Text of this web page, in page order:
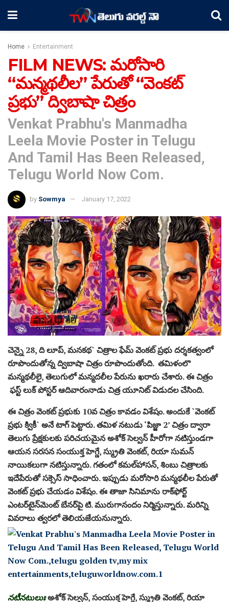
Home Entertainment
FILM NEWS: మ‌రోసారి
“మ‌న్మ‌థ‌లీల” పేరుతో “వెంక‌ట్
ప్ర‌భు” ద్విబాషా చిత్రం
Venkat Prabhu's Manmadha
Leela Movie Poster in Telugu
And Tamil Has Been Released,
Telugu World Now Com.
by Sowmya January 17, 2022
చెన్నై 28, ది లూప్‌, మ‌న‌క‌థ` చిత్రాల ఫేమ్ వెంకట్ ప్రభు ద‌ర్శ‌క‌త్వంలో
రూపొందుతోన్న ద్విబాషా చిత్రం రూపొందుతోంది. తమిళంలొ
మన్మథలీలై, తెలుగులో మన్మదలీల పేరును ఖ‌రారు చేశారు. ఈ చిత్రం
ఫస్ట్ లుక్ పోస్టర్ ఆదివారంనాడు చిత్ర యూనిట్ విడుద‌ల చేసింది.
ఈ చిత్రం వెంక‌ట్ ప్ర‌భుకు 10వ చిత్రం కావడం విశేషం. అందుకే `వెంకట్
ప్రభు క్వికీ` అనే టాగ్ పెట్టారు. తమిళ నటుడు ‘పిజ్జా 2’ చిత్రం ద్వారా
తెలుగు ప్రేక్షకులకు పరిచయమైన అశోక్ సెల్వన్ హీరోగా నటిస్తుండ‌గా
ఆయ‌న స‌ర‌స‌న సంయుక్త హెగ్డే, స్మ్రుతి వెంకట్, రియా సుమన్
నాయిక‌లుగా నటిస్తున్నారు. గ‌తంలో క‌మ‌ల్‌హాస‌న్‌, శింబు చిత్రాల‌కు
ఇదేపేరుతో స‌క్సెస్ సాధించారు. ఇప్పుడు మ‌రోసారి మ‌న్మ‌థ‌లీల పేరుతో
వెంక‌ట్ ప్ర‌భు చేయ‌డం విశేషం. ఈ తాజా సినిమాను రాక్‌ఫోర్ట్
ఎంటర్‌టైన్‌మెంట్ బేన‌ర్‌పై టి. మురుగానందం నిర్మిస్తున్నారు. మ‌రిన్ని
వివ‌రాలు త్వ‌ర‌లో తెలియ‌జేయ‌నున్నారు.
న‌టీన‌టులుఃఅశోక్ సెల్వన్, సంయుక్త హెగ్డే, స్మ్రుతి వెంకట్, రియా